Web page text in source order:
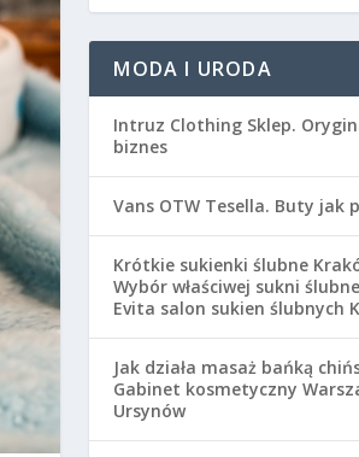
MODA I URODA
Intruz Clothing Sklep.
biznes
Vans OTW Tesella. Buty jak
Krótkie sukienki ślubne
Wybór właściwej sukni
Evita salon sukien ślubnych
Jak działa masaż bańką
Gabinet kosmetyczny
Ursynów